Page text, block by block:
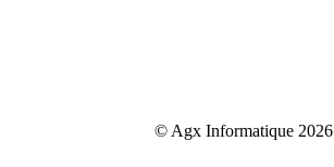
© Agx Informatique 2026